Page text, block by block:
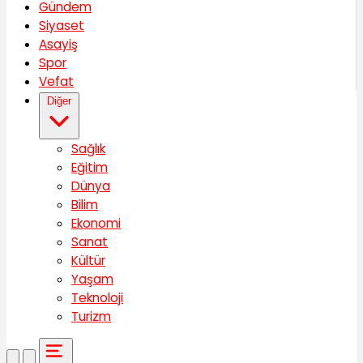
Gündem
Siyaset
Asayiş
Spor
Vefat
Diğer
Sağlık
Eğitim
Dünya
Bilim
Ekonomi
Sanat
Kültür
Yaşam
Teknoloji
Turizm